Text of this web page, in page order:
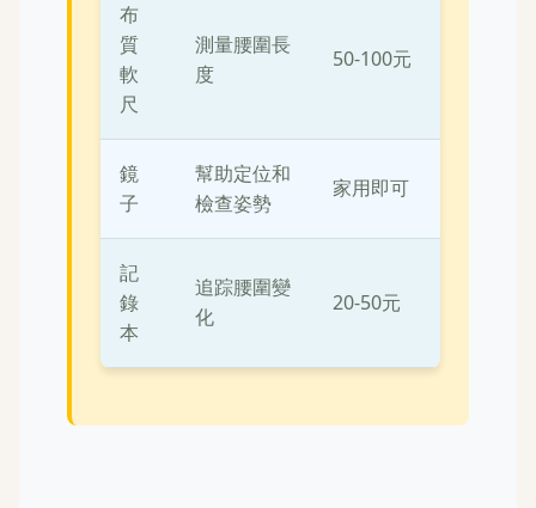
布
質
軟
尺
測量腰圍長
度
50-100元
鏡
子
幫助定位和
檢查姿勢
家用即可
記
錄
本
追踪腰圍變
化
20-50元